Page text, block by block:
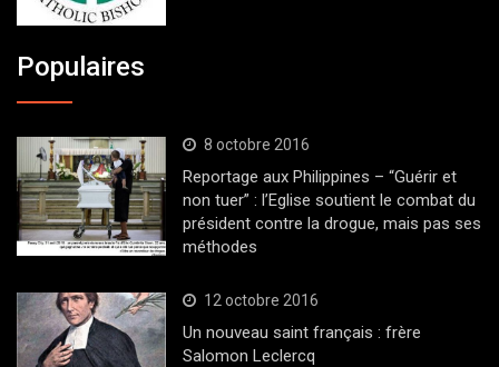
Populaires
8 octobre 2016
Reportage aux Philippines – “Guérir et
non tuer” : l’Eglise soutient le combat du
président contre la drogue, mais pas ses
méthodes
12 octobre 2016
Un nouveau saint français : frère
Salomon Leclercq